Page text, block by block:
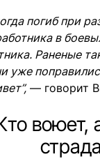
погиб при
в
Раненые
уже
— говорит
воюет,